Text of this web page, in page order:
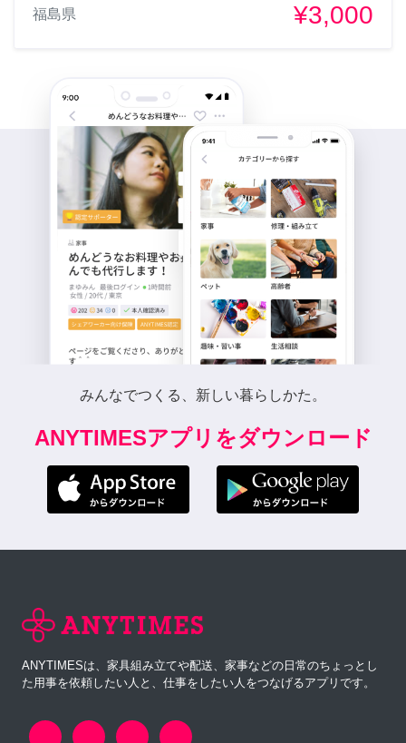
福島県 ¥3,000
みんなでつくる、新しい暮らしかた。
ANYTIMESアプリをダウンロード
ANYTIMESは、家具組み立てや配送、家事などの日常のちょっとし
た用事を依頼したい人と、仕事をしたい人をつなげるアプリです。